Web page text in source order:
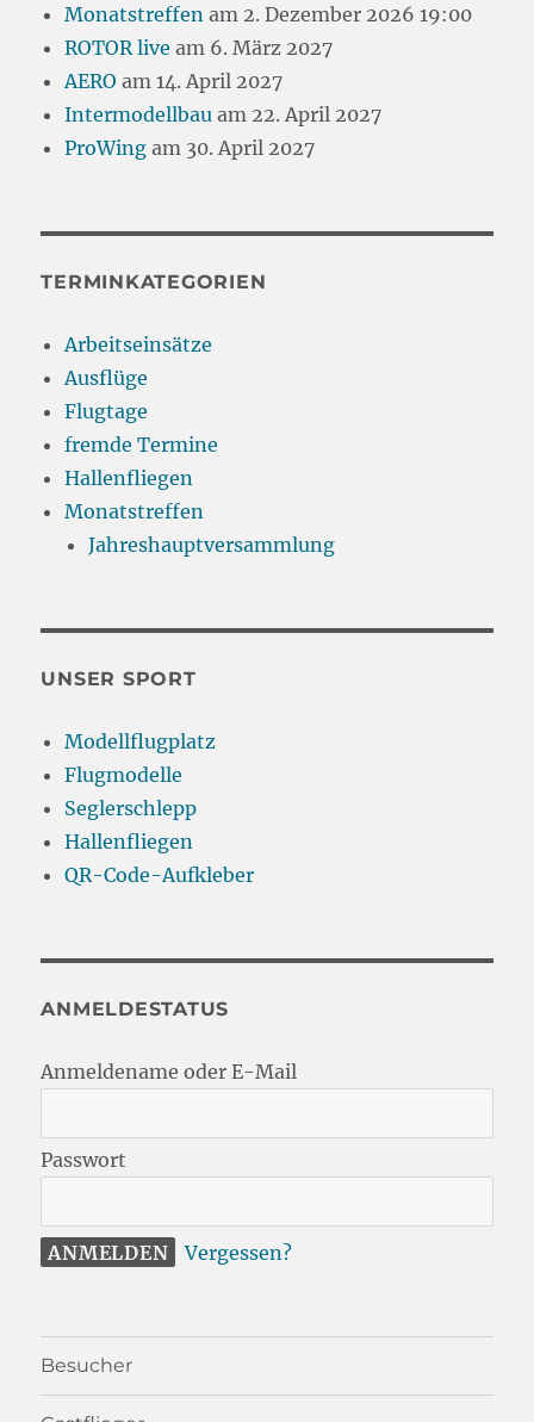
Monatstreffen am 2. Dezember 2026 19:00
ROTOR live am 6. März 2027
AERO am 14. April 2027
Intermodellbau am 22. April 2027
ProWing am 30. April 2027
TERMINKATEGORIEN
Arbeitseinsätze
Ausflüge
Flugtage
fremde Termine
Hallenfliegen
Monatstreffen
Jahreshauptversammlung
UNSER SPORT
Modellflugplatz
Flugmodelle
Seglerschlepp
Hallenfliegen
QR-Code-Aufkleber
ANMELDESTATUS
Anmeldename oder E-Mail
Passwort
Vergessen?
Besucher